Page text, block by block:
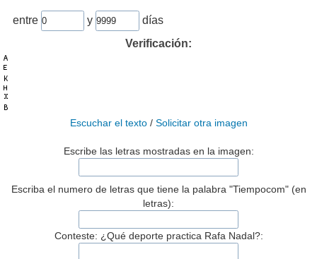
entre y
días
Verificación:
Escuchar el texto/ Solicitar otra imagen
Escribe las letras mostradas en la imagen:
Escriba el numero de letras que tiene la palabra "Tiempocom" (en
letras):
Conteste: ¿Qué deporte practica Rafa Nadal?: